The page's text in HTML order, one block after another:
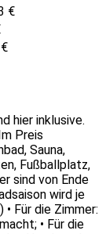
€
€
hier inklusive.
Preis
Sauna,
Fußballplatz,
sind von Ende
wird je
Für die Zimmer:
• Für die